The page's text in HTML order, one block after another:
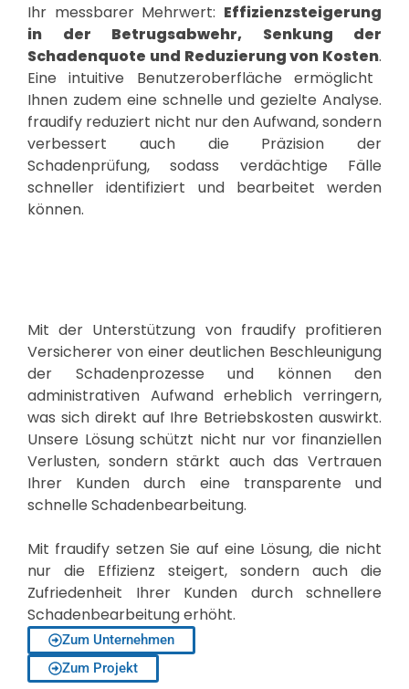
Ihr messbarer Mehrwert: Effizienzsteigerung
in der Betrugsabwehr, Senkung der
Schadenquote und Reduzierung von Kosten.
Eine intuitive Benutzeroberfläche ermöglicht
Ihnen zudem eine schnelle und gezielte Analyse.
fraudify reduziert nicht nur den Aufwand, sondern
verbessert auch die Präzision der
Schadenprüfung, sodass verdächtige Fälle
schneller identifiziert und bearbeitet werden
können.
Mit der Unterstützung von fraudify profitieren
Versicherer von einer deutlichen Beschleunigung
der Schadenprozesse und können den
administrativen Aufwand erheblich verringern,
was sich direkt auf Ihre Betriebskosten auswirkt.
Unsere Lösung schützt nicht nur vor finanziellen
Verlusten, sondern stärkt auch das Vertrauen
Ihrer Kunden durch eine transparente und
schnelle Schadenbearbeitung.
Mit fraudify setzen Sie auf eine Lösung, die nicht
nur die Effizienz steigert, sondern auch die
Zufriedenheit Ihrer Kunden durch schnellere
Schadenbearbeitung erhöht.
Zum Unternehmen
Zum Projekt